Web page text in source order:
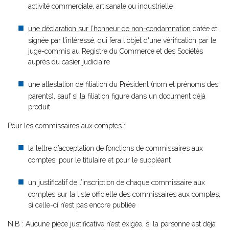
activité commerciale, artisanale ou industrielle
une déclaration sur l’honneur de non-condamnation datée et
signée par l’intéressé, qui fera l'objet d'une vérification par le
juge-commis au Registre du Commerce et des Sociétés
auprès du casier judiciaire
une attestation de filiation du Président (nom et prénoms des
parents), sauf si la filiation figure dans un document déjà
produit
Pour les commissaires aux comptes :
la lettre d’acceptation de fonctions de commissaires aux
comptes, pour le titulaire et pour le suppléant
un justificatif de l’inscription de chaque commissaire aux
comptes sur la liste officielle des commissaires aux comptes,
si celle-ci n’est pas encore publiée
N.B : Aucune pièce justificative n’est exigée, si la personne est déjà